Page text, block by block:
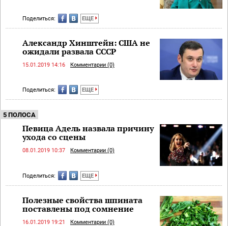
Поделиться: ЕЩЕ
Александр Хинштейн: США не
ожидали развала СССР
15.01.2019 14:16 Комментарии (0)
Поделиться: ЕЩЕ
5 ПОЛОСА
Певица Адель назвала причину
ухода со сцены
08.01.2019 10:37 Комментарии (0)
Поделиться: ЕЩЕ
Полезные свойства шпината
поставлены под сомнение
16.01.2019 19:21 Комментарии (0)